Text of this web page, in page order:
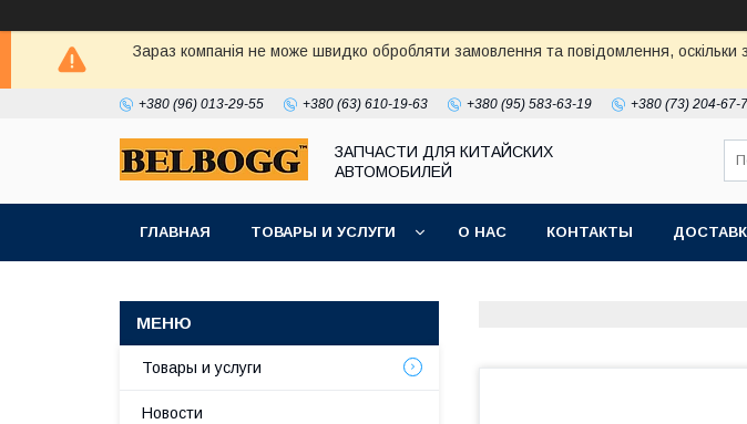
Зараз компанія не може швидко обробляти замовлення та повідомлення,
+380 (96) 013-29-55 +380 (63) 610-19-63 +380 (95) 583-63-19 +380 (73) 204-67-
ЗАПЧАСТИ ДЛЯ КИТАЙСКИХ
АВТОМОБИЛЕЙ
ГЛАВНАЯ ТОВАРЫ И УСЛУГИ О НАС КОНТАКТЫ
Товары и услуги
Новости